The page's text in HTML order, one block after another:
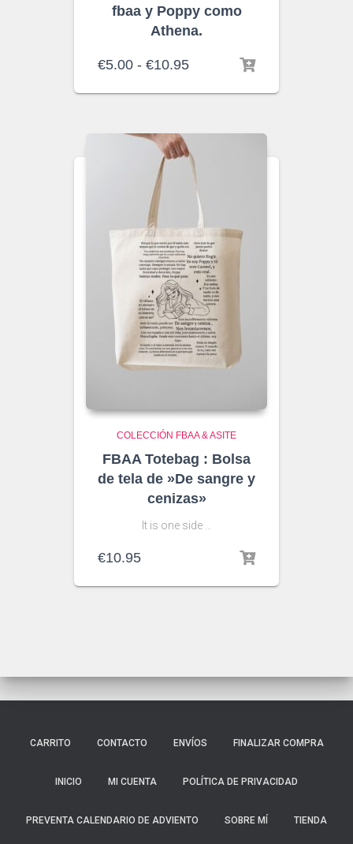
fbaa y Poppy como
Athena.
€5.00 - €10.95Rango
precios:
€5.00
hasta
€10.95
COLECCIÓN FBAA & ASITE
FBAA Totebag : Bolsa
de tela de »De sangre y
cenizas»
It is one side …
€10.95
CARRITO CONTACTO ENVÍOS FINALIZAR COMPRA
INICIO MI CUENTA POLÍTICA DE PRIVACIDAD
PREVENTA CALENDARIO DE ADVIENTO SOBRE MÍ TIENDA